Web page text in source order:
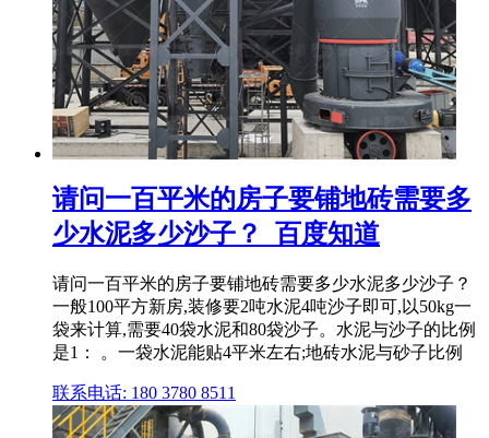
请问一百平米的房子要铺地砖需要多
少水泥多少沙子？_百度知道
请问一百平米的房子要铺地砖需要多少水泥多少沙子？
一般100平方新房,装修要2吨水泥4吨沙子即可,以50kg一
袋来计算,需要40袋水泥和80袋沙子。水泥与沙子的比例
是1： 。一袋水泥能贴4平米左右;地砖水泥与砂子比例
联系电话: 180 3780 8511